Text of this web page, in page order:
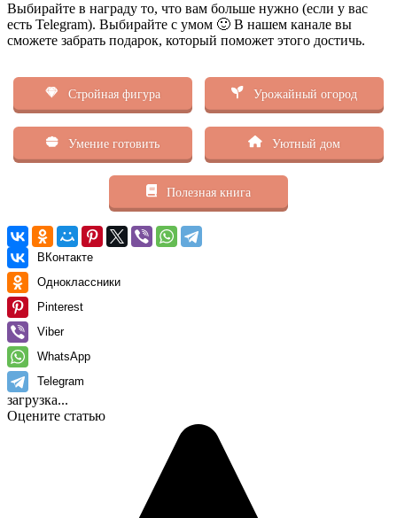
Выбирайте в награду то, что вам больше нужно (если у вас
есть Telegram). Выбирайте с умом 🙂 В нашем канале вы
сможете забрать подарок, который поможет этого достичь.
Стройная фигура Урожайный огород
Умение готовить Уютный дом
Полезная книга
ВКонтакте
Одноклассники
Pinterest
Viber
WhatsApp
Telegram
загрузка...
Оцените статью